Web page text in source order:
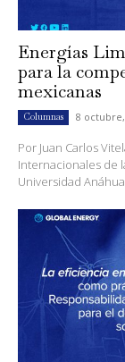
Energías
para la
mexicanas
Columnas 8 octubre,
Por Juan Carlos
Internacionales de
Universidad